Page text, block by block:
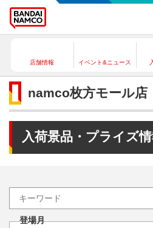
店舗情報 イベント&ニュース
namco枚方モール店
入荷景品・プライズ
登場月